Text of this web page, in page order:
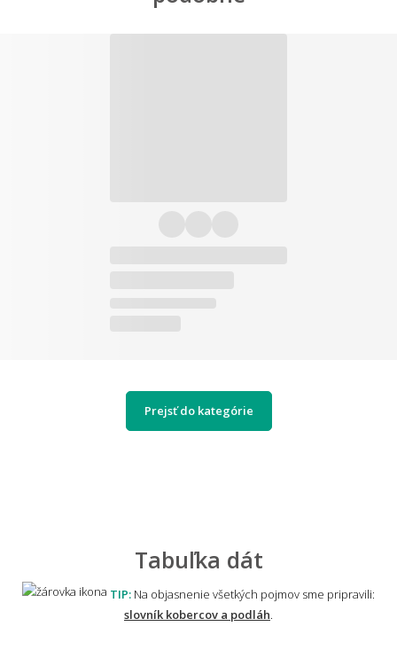
Prejsť do kategórie
Tabuľka dát
TIP: Na objasnenie všetkých pojmov sme pripravili:
slovník kobercov a podláh